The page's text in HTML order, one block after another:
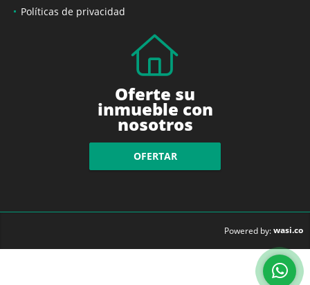
Políticas de privacidad
Oferte su
inmueble con
nosotros
OFERTAR
Powered by:wasi.co